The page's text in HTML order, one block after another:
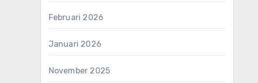
Februari 2026
Januari 2026
November 2025